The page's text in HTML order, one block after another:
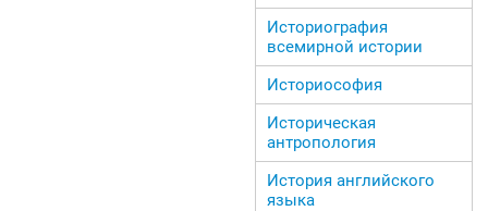
Историография
всемирной истории
Историософия
Историческая
антропология
История английского
языка